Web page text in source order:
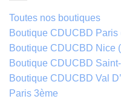
Toutes nos boutiques
Boutique CDUCBD Paris
Boutique CDUCBD Nice
Boutique CDUCBD
Boutique CDUCBD Val
Paris 3ème